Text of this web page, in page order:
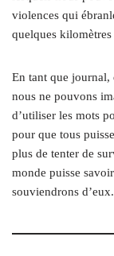
violences qui
quelques kilomètres
En tant que journal,
nous ne pouvons
d’utiliser les mots
pour que tous
plus de tenter de
monde puisse
souviendrons d’eux.